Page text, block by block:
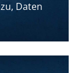
Daten